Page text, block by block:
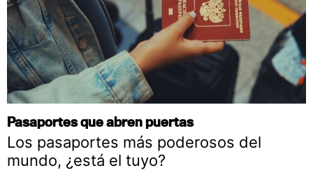
Pasaportes que abren puertas
Los pasaportes más poderosos del
mundo, ¿está el tuyo?